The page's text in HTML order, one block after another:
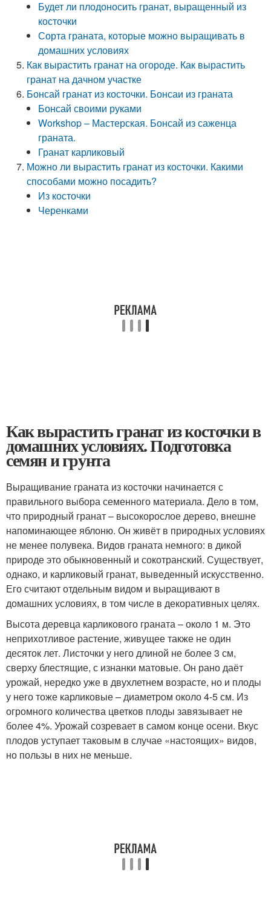
Будет ли плодоносить гранат, выращенный из
косточки
Сорта граната, которые можно выращивать в
домашних условиях
Как вырастить гранат на огороде. Как вырастить
гранат на дачном участке
Бонсай гранат из косточки. Бонсаи из граната
Бонсай своими руками
Workshop – Мастерская. Бонсай из саженца
граната.
Гранат карликовый
Можно ли вырастить гранат из косточки. Какими
способами можно посадить?
Из косточки
Черенками
Как вырастить гранат из косточки в
домашних условиях. Подготовка
семян и грунта
Выращивание граната из косточки начинается с
правильного выбора семенного материала. Дело в том,
что природный гранат – высокорослое дерево, внешне
напоминающее яблоню. Он живёт в природных условиях
не менее полувека. Видов граната немного: в дикой
природе это обыкновенный и сокотранский. Существует,
однако, и карликовый гранат, выведенный искусственно.
Его считают отдельным видом и выращивают в
домашних условиях, в том числе в декоративных целях.
Высота деревца карликового граната – около 1 м. Это
неприхотливое растение, живущее также не один
десяток лет. Листочки у него длиной не более 3 см,
сверху блестящие, с изнанки матовые. Он рано даёт
урожай, нередко уже в двухлетнем возрасте, но и плоды
у него тоже карликовые – диаметром около 4-5 см. Из
огромного количества цветков плоды завязывает не
более 4%. Урожай созревает в самом конце осени. Вкус
плодов уступает таковым в случае «настоящих» видов,
но пользы в них не меньше.